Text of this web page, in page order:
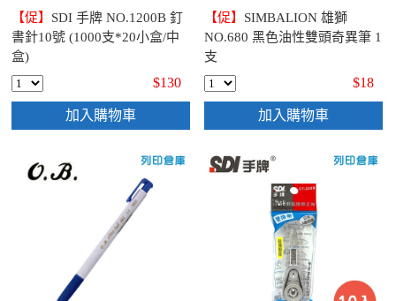
【促】 SDI 手牌 NO.1200B 釘
書針10號 (1000支*20小盒/中
盒)
$130
加入購物車
【促】 SIMBALION 雄獅
NO.680 黑色油性雙頭奇異筆 1
支
$18
加入購物車